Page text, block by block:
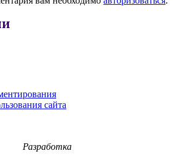
сайта
Разработка